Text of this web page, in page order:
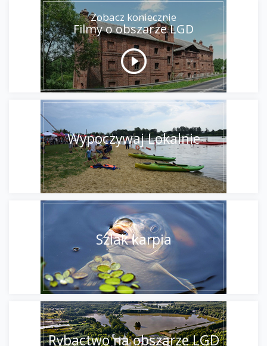
Zobacz koniecznie
Filmy o obszarze LGD
Wypoczywaj Lokalnie
Szlak karpia
Rybactwo na obszarze LGD